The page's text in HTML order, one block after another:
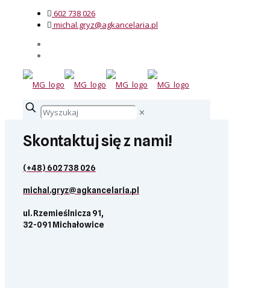
602 738 026
michal.gryz@agkancelaria.pl
✕
Skontaktuj się z nami!
(+48) 602 738 026
michal.gryz@agkancelaria.pl
ul. Rzemieślnicza 91,
32-091 Michałowice